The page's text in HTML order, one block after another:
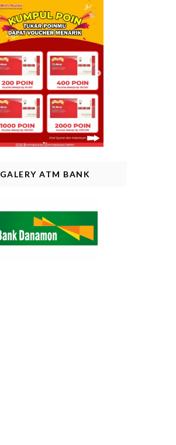
GALERY ATM BANK